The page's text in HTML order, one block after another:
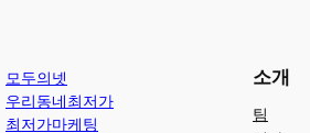
모두의넷
우리동네최저가
최저가마케팅
소개
팀